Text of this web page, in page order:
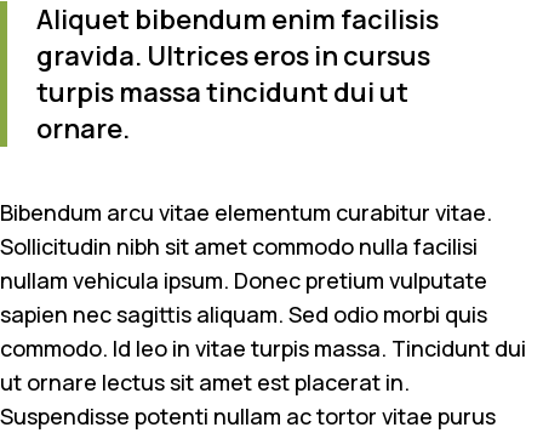
Aliquet bibendum enim facilisis
gravida. Ultrices eros in cursus
turpis massa tincidunt dui ut
ornare.
Bibendum arcu vitae elementum curabitur vitae.
Sollicitudin nibh sit amet commodo nulla facilisi
nullam vehicula ipsum. Donec pretium vulputate
sapien nec sagittis aliquam. Sed odio morbi quis
commodo. Id leo in vitae turpis massa. Tincidunt dui
ut ornare lectus sit amet est placerat in.
Suspendisse potenti nullam ac tortor vitae purus